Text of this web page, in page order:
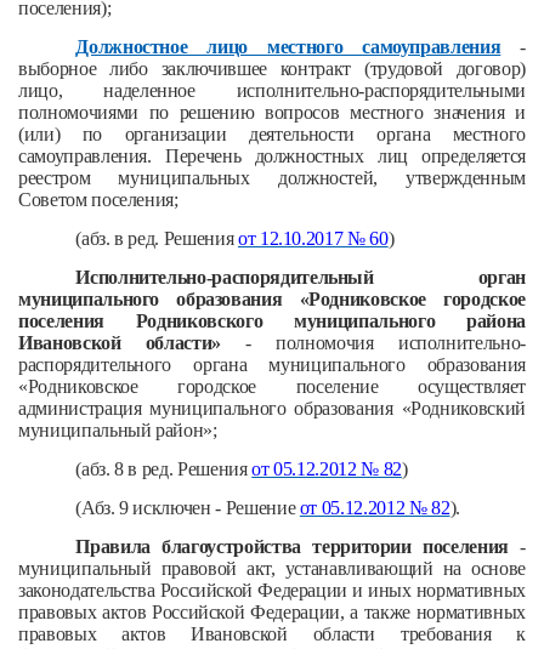
поселения);
Должностное лицо местного самоуправления-
выборное либо заключившее контракт (трудовой договор)
лицо, наделенное исполнительно-распорядительными
полномочиями по решению вопросов местного значения и
(или) по организации деятельности органа местного
самоуправления. Перечень должностных лиц определяется
реестром муниципальных должностей, утвержденным
Советом поселения;
(абз. в ред. Решенияот 12.10.2017 № 60)
Исполнительно-распорядительный орган
муниципального образования «Родниковское городское
поселения Родниковского муниципального района
Ивановской области»- полномочия исполнительно-
распорядительного органа муниципального образования
«Родниковское городское поселение осуществляет
администрация муниципального образования «Родниковский
муниципальный район»;
(абз. 8 в ред. Решенияот 05.12.2012 № 82)
(Абз. 9 исключен - Решениеот 05.12.2012 № 82).
Правила благоустройства территории поселения-
муниципальный правовой акт, устанавливающий на основе
законодательства Российской Федерации и иных нормативных
правовых актов Российской Федерации, а также нормативных
правовых актов Ивановской области требования к